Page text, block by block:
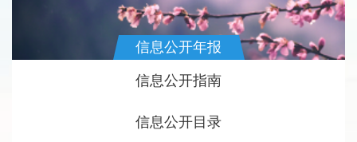
信息公开年报
信息公开指南
信息公开目录